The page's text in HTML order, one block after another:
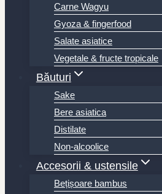
Carne Wagyu
Gyoza & fingerfood
Salate asiatice
Vegetale & fructe tropicale
Băuturi
Sake
Bere asiatica
Distilate
Non-alcoolice
Accesorii & ustensile
Bețișoare bambus